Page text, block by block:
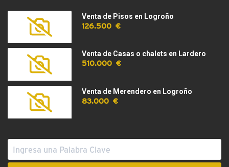
Venta de Pisos en Logroño
126.500 €
Venta de Casas o chalets en Lardero
510.000 €
Venta de Merendero en Logroño
83.000 €